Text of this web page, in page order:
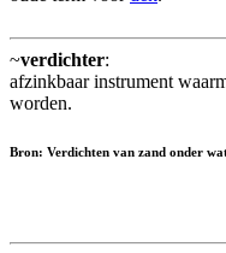
~verdichter:
afzinkbaar instrument
worden.
Bron: Verdichten van zand onder